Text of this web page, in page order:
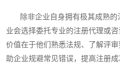
除非企业自身拥有极其成熟的
业会选择委托专业的注册代理或
价值在于他们熟悉法规、了解评
助企业规避常见错误，提高注册